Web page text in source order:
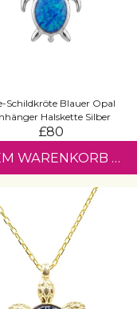
Schildkröte Blauer Opal
Halskette Silber
£80
WARENKORB